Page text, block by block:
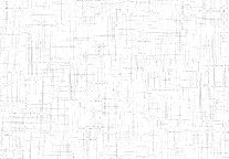
06/08/1990 ENIEG
02/10/1998 ENIEG